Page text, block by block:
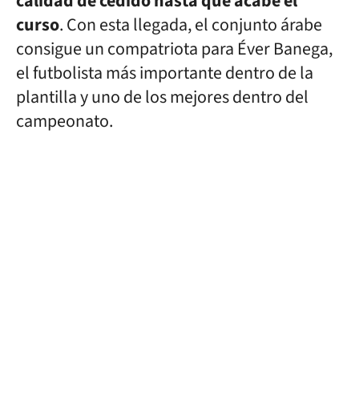
curso. Con esta llegada, el conjunto árabe
consigue un compatriota para Éver Banega,
el futbolista más importante dentro de la
plantilla y uno de los mejores dentro del
campeonato.